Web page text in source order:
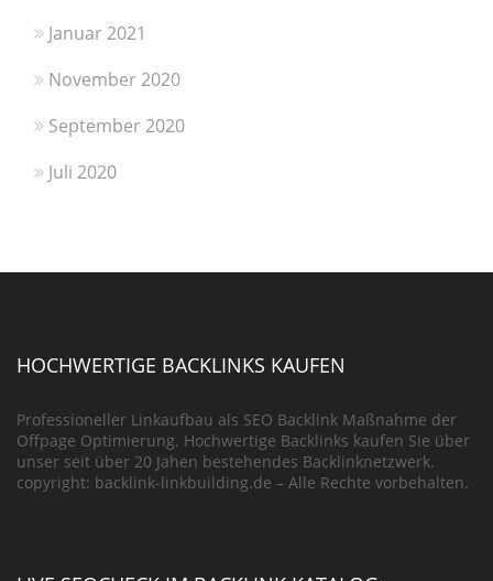
Januar 2021
November 2020
September 2020
Juli 2020
HOCHWERTIGE BACKLINKS KAUFEN
Professioneller Linkaufbau als SEO Backlink Maßnahme der
Offpage Optimierung. Hochwertige Backlinks kaufen Sie über
unser seit über 20 Jahen bestehendes Backlinknetzwerk.
copyright: backlink-linkbuilding.de – Alle Rechte vorbehalten.